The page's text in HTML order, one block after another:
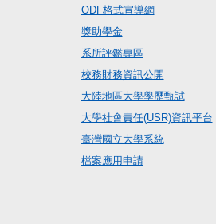
ODF格式宣導網
獎助學金
系所評鑑專區
校務財務資訊公開
大陸地區大學學歷甄試
大學社會責任(USR)資訊平台
臺灣國立大學系統
檔案應用申請